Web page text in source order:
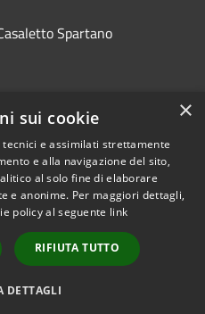
Spartano
Copyright © 2026 • Comune di
byMunicipium
Accesso
redazione
×
sui cookie
e assimilati strettamente
e alla navigazione del sito,
al solo fine di elaborare
e anonime. Per maggiori dettagli,
policy al seguente link
RIFIUTA TUTTO
DETTAGLI